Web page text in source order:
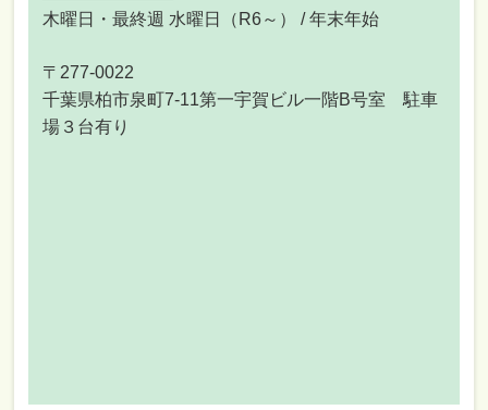
木曜日・最終週 水曜日（R6～） / 年末年始
〒277-0022
千葉県柏市泉町7-11第一宇賀ビル一階B号室 駐車
場３台有り